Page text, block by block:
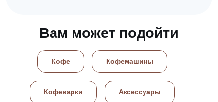
Вам может подойти
Кофе Кофемашины
Кофеварки Аксессуары